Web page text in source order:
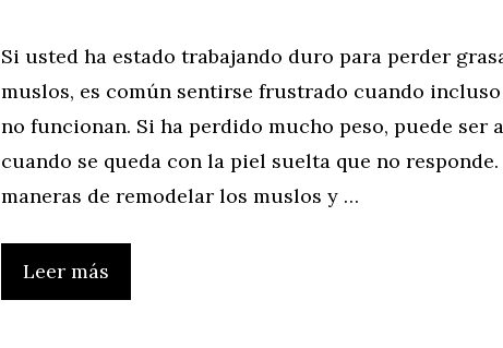
Si usted ha estado trabajando duro para perder
muslos, es común sentirse frustrado cuando
no funcionan. Si ha perdido mucho peso, puede ser
cuando se queda con la piel suelta que no
maneras de remodelar los muslos y …
Leer más